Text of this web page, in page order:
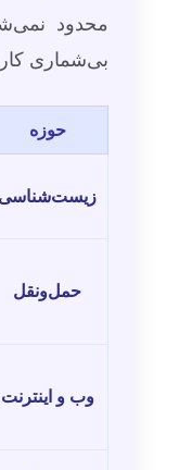
بی‌شماری
حوزه
زیست‌شناسی
حمل‌ونقل
وب و اینترنت